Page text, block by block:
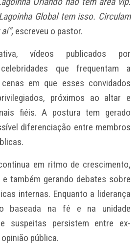
Global tem isso. Circulam
escreveu o pastor.
vídeos publicados por
que frequentam a
em que esses convidados
próximos ao altar e
fiéis. A postura tem gerado
diferenciação entre membros
em ritmo de crescimento,
também gerando debates sobre
internas. Enquanto a liderança
baseada na fé e na unidade
suspeitas persistem entre ex-
pública.